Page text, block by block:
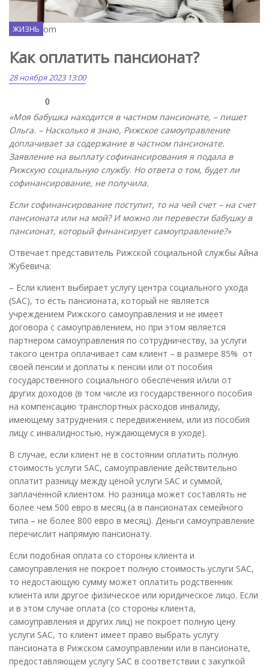
Freepik.com
ЖИЗНЬ
Как оплатить пансионат?
28 ноября 2023 13:00
0
«Моя бабушка находится в частном пансионате, – пишет
Ольга. – Насколько я знаю, Рижское самоуправление
доплачивает за содержание в частном пансионате.
Заявление на выплату софинансирования я подала в
Рижскую социальную службу. Но ответа о том, будет ли
софинансирование, не получила.
Если софинансирование поступит, то на чей счет – на счет
пансионата или на мой? И можно ли перевести бабушку в
пансионат, который финансирует самоуправление?»
Отвечает представитель Рижской социальной службы Айна
Жубевича:
– Если клиент выбирает услугу центра социального ухода
(SAC), то есть пансионата, который не является
учреждением Рижского самоуправления и не имеет
договора с самоуправлением, но при этом является
партнером самоуправления по сотрудничеству, за услуги
такого центра оплачивает сам клиент – в размере 85% от
своей пенсии и доплаты к пенсии или от пособия
государственного социального обеспечения и/или от
других доходов (в том числе из государственного пособия
на компенсацию транспортных расходов инвалиду,
имеющему затруднения с передвижением, или из пособия
лицу с инвалидностью, нуждающемуся в уходе).
В случае, если клиент не в состоянии оплатить полную
стоимость услуги SAC, самоуправление действительно
оплатит разницу между ценой услуги SAC и суммой,
заплаченной клиентом. Но разница может составлять не
более чем 500 евро в месяц (а в пансионатах семейного
типа – не более 800 евро в месяц). Деньги самоуправление
перечислит напрямую пансионату.
Если подобная оплата со стороны клиента и
самоуправления не покроет полную стоимость услуги SAC,
то недостающую сумму может оплатить родственник
клиента или другое физическое или юридическое лицо. Если
и в этом случае оплата (со стороны клиента,
самоуправления и других лиц) не покроет полную цену
услуги SAC, то клиент имеет право выбрать услугу
пансионата в Рижском самоуправлении или в пансионате,
предоставляющем услугу SAC в соответствии с закупкой